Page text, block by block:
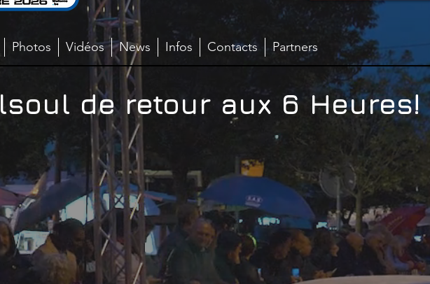
de retour aux 6 Heures!
Photos Vidéos News Infos Contacts Partners